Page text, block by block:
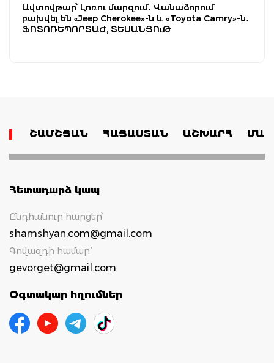
Ավտովթար՝ Լոռու մարզում․ Վանաձորում
բախվել են «Jeep Cherokee»-ն և «Toyota Camry»-ն․
ՖՈՏՈՌԵՊՈՐՏԱԺ, ՏԵՍԱՆՅՈւԹ
ՇԱՄՇՅԱՆ ՀԱՅԱՍՏԱՆ ԱՇԽԱՐՀ
Հետադարձ կապ
Ընդհանուր հարցեր՝
shamshyan.com@gmail.com
Գովազդի համար`
gevorget@gmail.com
Օգտակար հղումներ